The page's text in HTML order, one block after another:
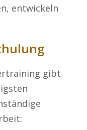
entwickeln
gibt